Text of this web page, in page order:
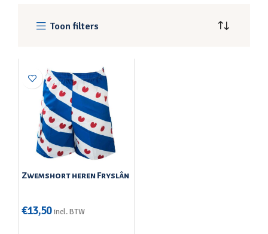
Toon filters
Zwemshort heren Fryslân
€13,50 incl. BTW